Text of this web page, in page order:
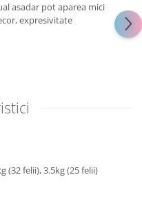
asadar pot aparea mici
expresivitate
(32 felii),3.5kg (25 felii)